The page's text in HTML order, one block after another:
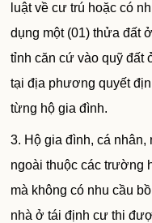
luật về cư trú hoặc có
dụng một (01) thửa đất
tỉnh căn cứ vào quỹ đất
tại địa phương quyết
từng hộ gia đình.
3. Hộ gia đình, cá
ngoài thuộc các trường
mà không có nhu cầu
nhà ở tái định cư thi